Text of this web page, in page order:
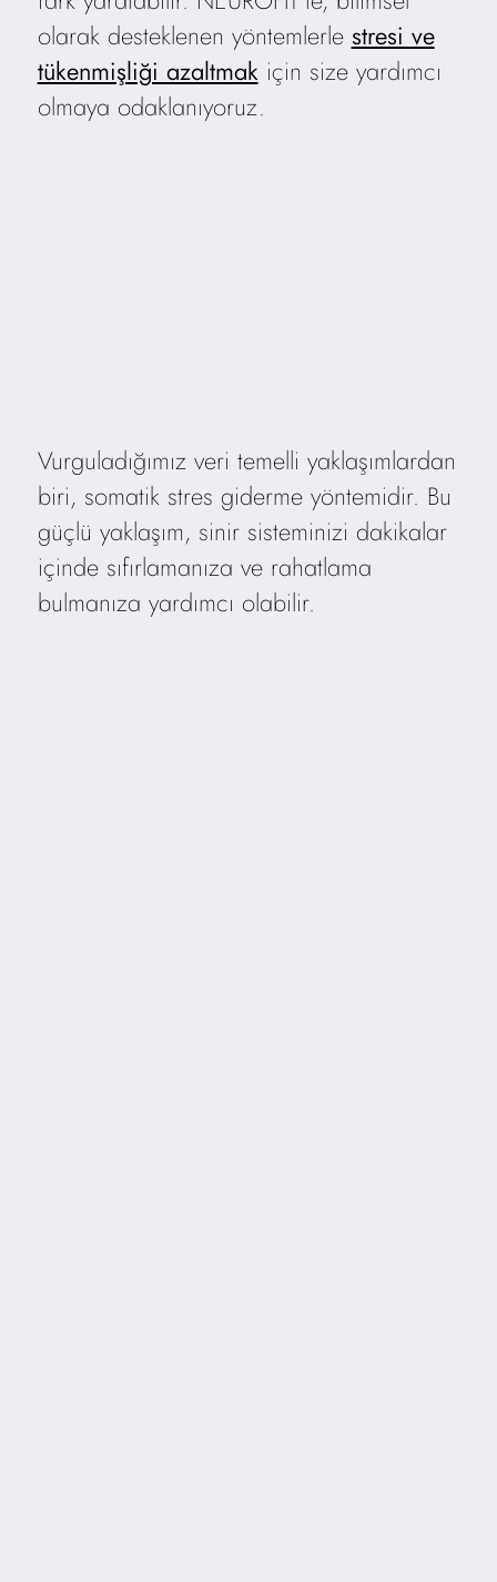
olarak desteklenen yöntemlerle stresi ve
tükenmişliği azaltmakiçin size yardımcı
olmaya odaklanıyoruz.
Vurguladığımız veri temelli yaklaşımlardan
biri, somatik stres giderme yöntemidir. Bu
güçlü yaklaşım, sinir sisteminizi dakikalar
içinde sıfırlamanıza ve rahatlama
bulmanıza yardımcı olabilir.